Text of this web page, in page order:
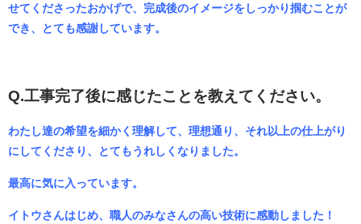
せてくださったおかげで、完成後のイメージをしっかり掴むことが
でき、とても感謝しています。
Q.工事完了後に感じたことを教えてください。
わたし達の希望を細かく理解して、理想通り、それ以上の仕上がり
にしてくださり、とてもうれしくなりました。
最高に気に入っています。
イトウさんはじめ、職人のみなさんの高い技術に感動しました！